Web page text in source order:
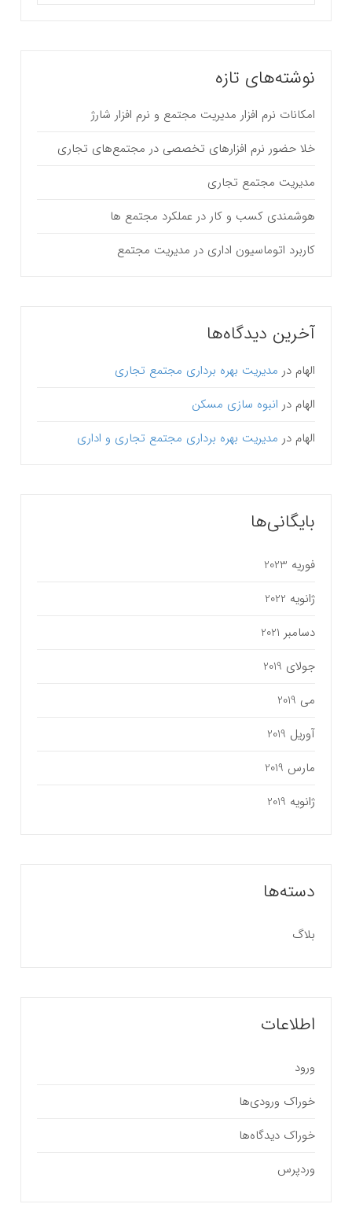
نوشته‌های تازه
امکانات نرم افزار مدیریت مجتمع و نرم افزار شارژ
خلا حضور نرم افزارهای تخصصی در مجتمع‌های تجاری
مدیریت مجتمع تجاری
هوشمندی کسب و کار در عملکرد مجتمع ها
کاربرد اتوماسیون اداری در مدیریت مجتمع
آخرین دیدگاه‌ها
الهام در مدیریت بهره برداری مجتمع تجاری
الهام در انبوه سازی مسکن
الهام در مدیریت بهره برداری مجتمع تجاری و اداری
بایگانی‌ها
فوریه 2023
ژانویه 2022
دسامبر 2021
جولای 2019
می 2019
آوریل 2019
مارس 2019
ژانویه 2019
دسته‌ها
بلاگ
اطلاعات
ورود
خوراک ورودی‌ها
خوراک دیدگاه‌ها
وردپرس